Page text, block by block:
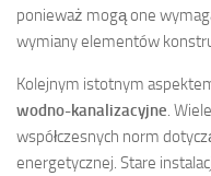
ponieważ mogą one
wymiany elementów
Kolejnym istotnym
wodno-kanalizacyjne .
współczesnych norm
energetycznej. Stare